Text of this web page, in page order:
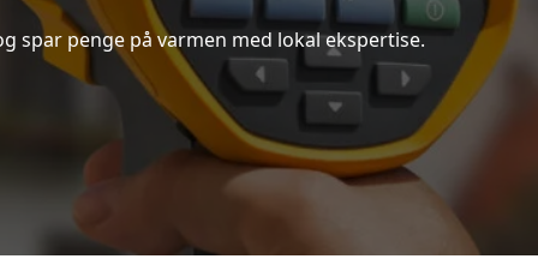
spar penge på varmen med lokal ekspertise.